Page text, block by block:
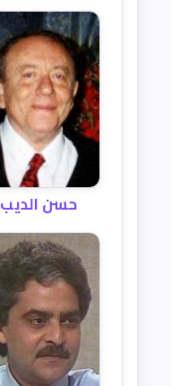
حسن الديب